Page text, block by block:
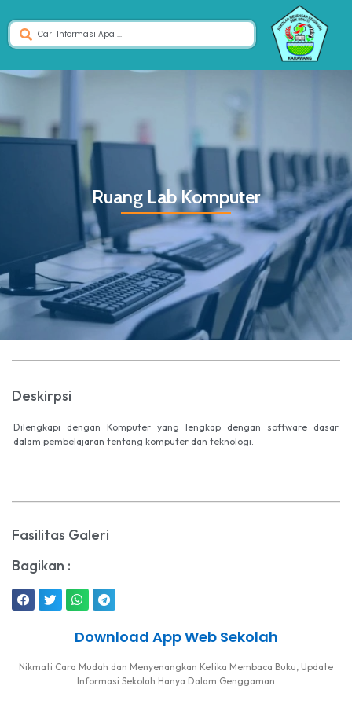
Ruang Lab Komputer
Deskirpsi
Dilengkapi dengan Komputer yang lengkap dengan software dasar
dalam pembelajaran tentang komputer dan teknologi.
Fasilitas Galeri
Bagikan :
Download App Web Sekolah
Nikmati Cara Mudah dan Menyenangkan Ketika Membaca Buku, Update
Informasi Sekolah Hanya Dalam Genggaman